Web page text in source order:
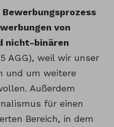
von
nicht-binären
AGG), weil wir unser
und um weitere
Außerdem
für einen
Bereich, in dem